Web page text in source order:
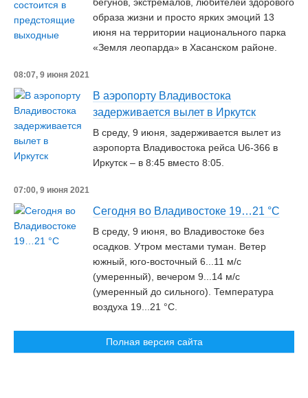
образа жизни и просто ярких эмоций 13
июня на территории национального парка
«Земля леопарда» в Хасанском районе.
08:07, 9 июня 2021
В аэропорту Владивостока
задерживается вылет в Иркутск
В среду, 9 июня, задерживается вылет из
аэропорта Владивостока рейса U6-366 в
Иркутск – в 8:45 вместо 8:05.
07:00, 9 июня 2021
Сегодня во Владивостоке 19…21 °C
В среду, 9 июня, во Владивостоке без
осадков. Утром местами туман. Ветер
южный, юго-восточный 6...11 м/с
(умеренный), вечером 9...14 м/с
(умеренный до сильного). Температура
воздуха 19...21 °C.
Полная версия сайта